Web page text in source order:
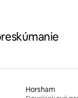
Horsham